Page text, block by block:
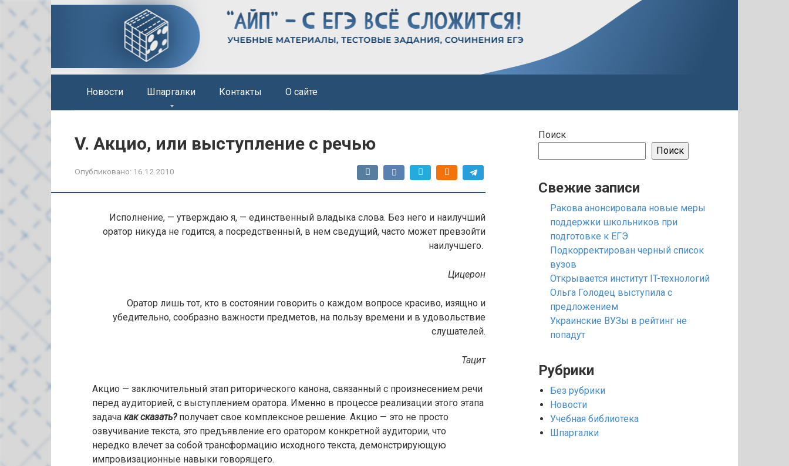
Перейти
контенту
Новости Шпаргалки Контакты О сайте
V. Акцио, или выступление с речью
Опубликовано: 16.12.2010
Исполнение, — утверждаю я, — единственный владыка слова. Без него и наилучший
оратор никуда не годится, а посредственный, в нем сведущий, часто может превзойти
наилучшего.
Цицерон
Оратор лишь тот, кто в состоянии говорить о каждом вопросе красиво, изящно и
убедительно, сообразно важности предметов, на пользу времени и в удовольствие
слушателей.
Тацит
Акцио — заключительный этап риторического канона, связанный с произнесением речи
перед аудиторией, с выступлением оратора. Именно в процессе реализации этого этапа
задача как сказать?получает свое комплексное решение. Акцио — это не просто
озвучивание текста, это предъявление его оратором конкретной аудитории, что
нередко влечет за собой трансформацию исходного текста, демонстрирующую
импровизационные навыки говорящего.
Поиск
Поиск
Свежие записи
Ракова анонсировала новые меры
поддержки школьников при
подготовке к ЕГЭ
Подкорректирован черный список
вузов
Открывается институт IT-технологий
Ольга Голодец выступила с
предложением
Украинские ВУЗы в рейтинг не
попадут
Рубрики
Без рубрики
Новости
Учебная библиотека
Шпаргалки